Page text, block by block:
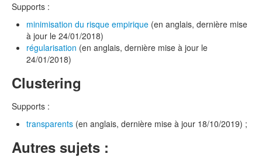
Supports :
minimisation du risque empirique (en anglais, dernière mise
à jour le 24/01/2018)
régularisation (en anglais, dernière mise à jour le
24/01/2018)
Clustering
Supports :
transparents (en anglais, dernière mise à jour 18/10/2019) ;
Autres sujets :